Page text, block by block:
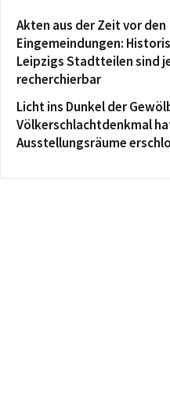
Akten aus der Zeit vor den
Eingemeindungen:
Leipzigs Stadtteilen sind
recherchierbar
Licht ins Dunkel der
Völkerschlachtdenkmal
Ausstellungsräume